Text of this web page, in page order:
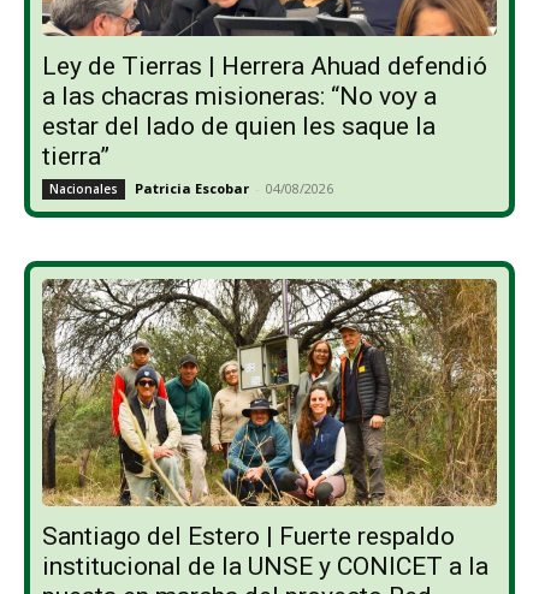
Ley de Tierras | Herrera Ahuad defendió
a las chacras misioneras: “No voy a
estar del lado de quien les saque la
tierra”
Nacionales Patricia Escobar - 04/08/2026
Santiago del Estero | Fuerte respaldo
institucional de la UNSE y CONICET a la